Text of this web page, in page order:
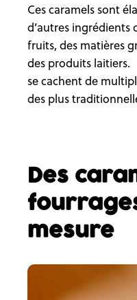
Ces caramels sont
d’autres ingrédients
fruits, des matières
des produits laitiers.
se cachent de
des plus
Des
mesure